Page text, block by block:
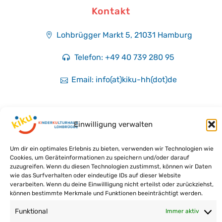
Einwilligung verwalten
Um dir ein optimales Erlebnis zu bieten, verwenden wir Technologien wie
Cookies, um Geräteinformationen zu speichern und/oder darauf
zuzugreifen. Wenn du diesen Technologien zustimmst, können wir Daten
wie das Surfverhalten oder eindeutige IDs auf dieser Website
verarbeiten. Wenn du deine Einwillligung nicht erteilst oder zurückziehst,
können bestimmte Merkmale und Funktionen beeinträchtigt werden.
Funktional Immer aktiv
Kontakt
Lohbrügger Markt 5, 21031 Hamburg​
Telefon: +49 40 739 280 95
Email: info(at)kiku-hh(dot)de
Impressum
Datenschutz